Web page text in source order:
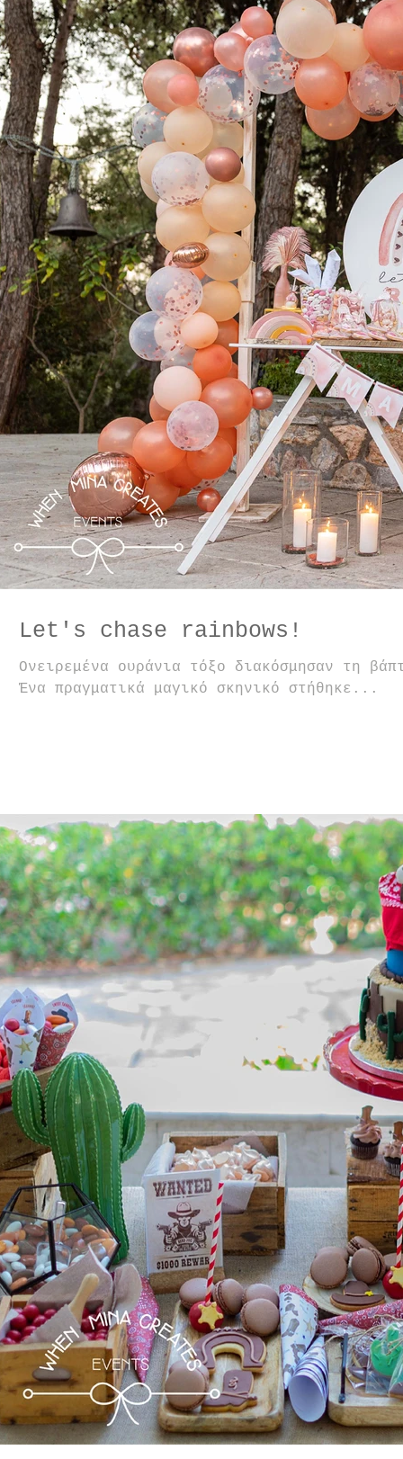
Let's chase rainbows!
Ονειρεμένα ουράνια τόξο διακόσμησαν τη
Ένα πραγματικά μαγικό σκηνικό στήθηκε...